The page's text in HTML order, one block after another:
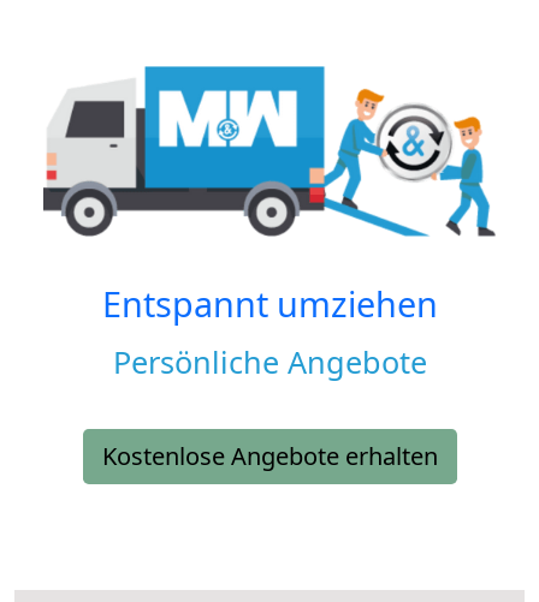
Entspannt umziehen
Persönliche Angebote
Kostenlose Angebote erhalten